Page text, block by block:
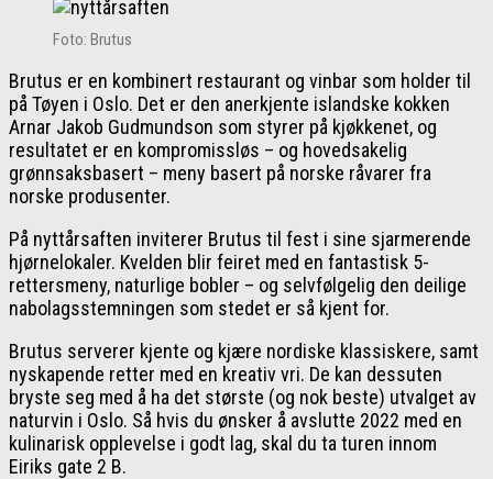
Foto: Brutus
Brutus er en kombinert restaurant og vinbar som holder til
på Tøyen i Oslo. Det er den anerkjente islandske kokken
Arnar Jakob Gudmundson som styrer på kjøkkenet, og
resultatet er en kompromissløs – og hovedsakelig
grønnsaksbasert – meny basert på norske råvarer fra
norske produsenter.
På nyttårsaften inviterer Brutus til fest i sine sjarmerende
hjørnelokaler. Kvelden blir feiret med en fantastisk 5-
rettersmeny, naturlige bobler – og selvfølgelig den deilige
nabolagsstemningen som stedet er så kjent for.
Brutus serverer kjente og kjære nordiske klassiskere, samt
nyskapende retter med en kreativ vri. De kan dessuten
bryste seg med å ha det største (og nok beste) utvalget av
naturvin i Oslo. Så hvis du ønsker å avslutte 2022 med en
kulinarisk opplevelse i godt lag, skal du ta turen innom
Eiriks gate 2 B.